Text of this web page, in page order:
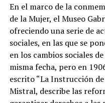
En el marco de la
de la Mujer, el Museo
ofreciendo una serie de
sociales, en las que se
en los cambios sociales
misma fecha, pero en
escrito “La Instrucción
Mistral, describe las